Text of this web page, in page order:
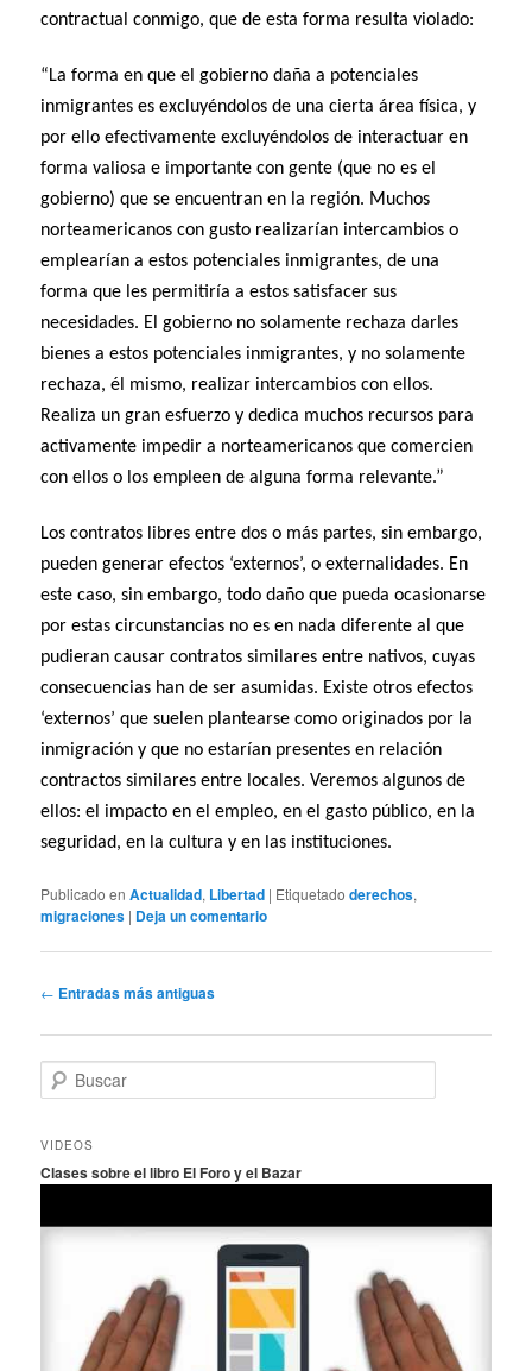
contractual conmigo, que de esta forma resulta violado:
“La forma en que el gobierno daña a potenciales
inmigrantes es excluyéndolos de una cierta área física, y
por ello efectivamente excluyéndolos de interactuar en
forma valiosa e importante con gente (que no es el
gobierno) que se encuentran en la región. Muchos
norteamericanos con gusto realizarían intercambios o
emplearían a estos potenciales inmigrantes, de una
forma que les permitiría a estos satisfacer sus
necesidades. El gobierno no solamente rechaza darles
bienes a estos potenciales inmigrantes, y no solamente
rechaza, él mismo, realizar intercambios con ellos.
Realiza un gran esfuerzo y dedica muchos recursos para
activamente impedir a norteamericanos que comercien
con ellos o los empleen de alguna forma relevante.”
Los contratos libres entre dos o más partes, sin embargo,
pueden generar efectos ‘externos’, o externalidades. En
este caso, sin embargo, todo daño que pueda ocasionarse
por estas circunstancias no es en nada diferente al que
pudieran causar contratos similares entre nativos, cuyas
consecuencias han de ser asumidas. Existe otros efectos
‘externos’ que suelen plantearse como originados por la
inmigración y que no estarían presentes en relación
contractos similares entre locales. Veremos algunos de
ellos: el impacto en el empleo, en el gasto público, en la
seguridad, en la cultura y en las instituciones.
Publicado en Actualidad, Libertad | Etiquetado derechos,
migraciones | Deja un comentario
Navegación
entradas
← Entradas más antiguas
u
c
r
VIDEOS
Clases sobre el libro El Foro y el Bazar